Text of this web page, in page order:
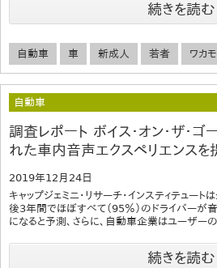
続きを読む
自動車 車 新成人 若者 ワカ
自動車
調査レポート ボイス・オン・ザ・
れた車内音声エクスペリエンスを
2019年12月24日
キャップジェミニ・リサーチ・インスティテュー
後3年間でほぼすべて（95％）のドライバーが
になると予測、さらに、自動車企業はユーザー
続きを読む